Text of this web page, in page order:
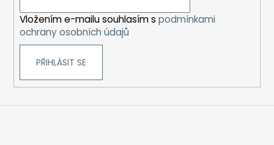
Vložením e-mailu souhlasím s podmínkami
ochrany osobních údajů
PŘIHLÁSIT SE